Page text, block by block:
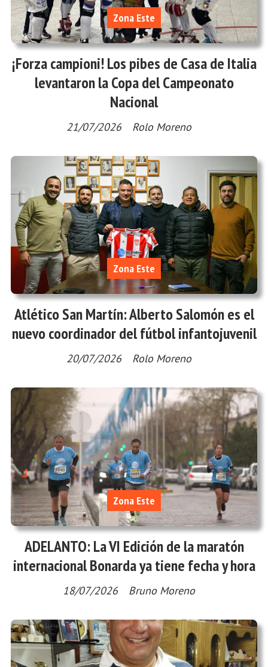
¡Forza campioni! Los pibes de Casa de Italia
levantaron la Copa del Campeonato
Nacional
Rolo Moreno
Zona Este
21/07/2026
Atlético San Martín: Alberto Salomón es el
nuevo coordinador del fútbol infantojuvenil
Rolo Moreno
Zona Este
20/07/2026
ADELANTO: La VI Edición de la maratón
internacional Bonarda ya tiene fecha y hora
Bruno Moreno
Zona Este
18/07/2026